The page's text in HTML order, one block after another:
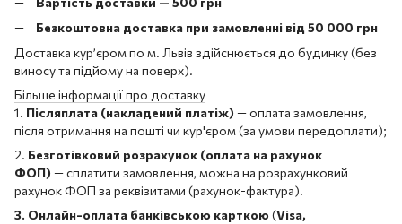
Безкоштовна доставка при замовленні від 50 000 грн
Доставка кур’єром по м. Львів здійснюється до будинку (без
виносу та підйому на поверх).
Більше інформації про доставку
1. Післяплата (накладений платіж) — оплата замовлення,
після отримання на пошті чи кур'єром (за умови передоплати);
2. Безготівковий розрахунок (оплата на рахунок
ФОП) — сплатити замовлення, можна на розрахунковий
рахунок ФОП за реквізитами (рахунок-фактура).
3. Онлайн-оплата банківською карткою (Visa,